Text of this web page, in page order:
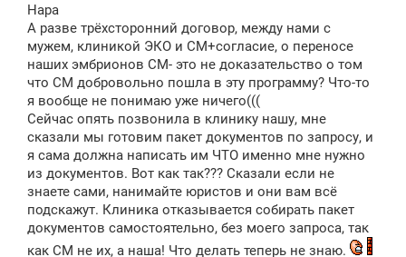
б
щ
е
н
и
Нара
А разве трёхсторонний договор, между нами с
мужем, клиникой ЭКО и СМ+согласие, о переносе
наших эмбрионов СМ- это не доказательство о том
что СМ добровольно пошла в эту программу? Что-то
я вообще не понимаю уже ничего(((
Сейчас опять позвонила в клинику нашу, мне
сказали мы готовим пакет документов по запросу, и
я сама должна написать им ЧТО именно мне нужно
из документов. Вот как так??? Сказали если не
знаете сами, нанимайте юристов и они вам всё
подскажут. Клиника отказывается собирать пакет
документов самостоятельно, без моего запроса, так
как СМ не их, а наша! Что делать теперь не знаю.